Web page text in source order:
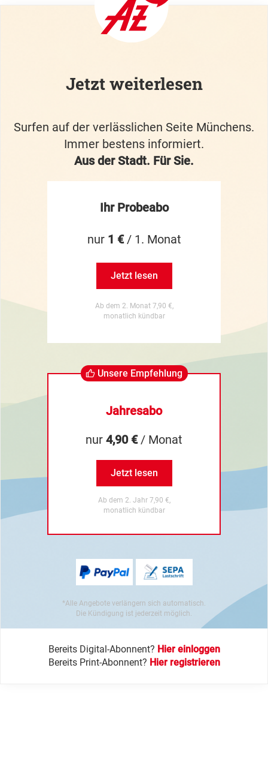
Jetzt weiterlesen
Surfen auf der verlässlichen Seite Münchens.
Immer bestens informiert.
Aus der Stadt. Für Sie.
Ihr Probeabo
nur 1 €/ 1. Monat
Jetzt lesen
Ab dem 2. Monat 7,90 €,
monatlich kündbar
Unsere Empfehlung
Jahresabo
nur 4,90 €/ Monat
Jetzt lesen
Ab dem 2. Jahr 7,90 €,
monatlich kündbar
*Alle Angebote verlängern sich automatisch.
Die Kündigung ist jederzeit möglich.
Bereits Digital-Abonnent? Hier einloggen
Bereits Print-Abonnent? Hier registrieren